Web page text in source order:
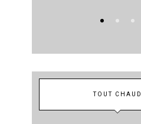
TOUT CHAUD